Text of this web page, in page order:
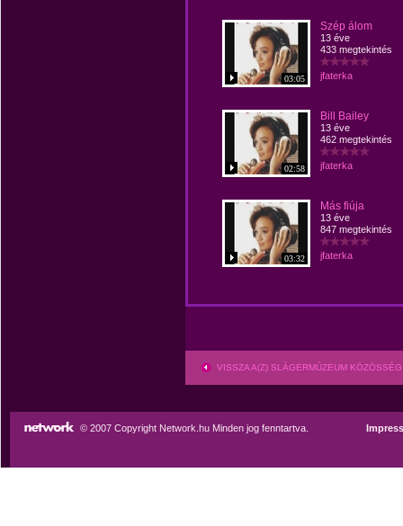
03:05
Szép álom
13 éve
433 megtekintés
jfaterka
02:58
Bill Bailey
13 éve
462 megtekintés
jfaterka
03:32
Más fiúja
13 éve
847 megtekintés
jfaterka
VISSZA A(Z) SLÁGERMÚZEUM
© 2007 Copyright Network.hu Minden jog fenntartva.